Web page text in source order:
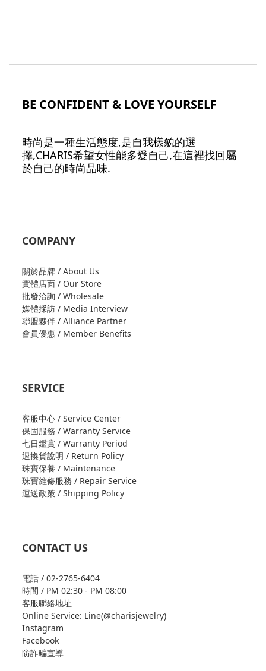
BE CONFIDENT & LOVE YOURSELF
時尚是一種生活態度,是自我樣貌的選
擇,CHARIS希望女性能多愛自己,在這裡找回屬
於自己的時尚品味.
COMPANY
關於品牌 / About Us
實體店面 / Our Store
批發洽詢 / Wholesale
媒體採訪 / Media Interview
聯盟夥伴 / Alliance Partner
會員優惠 / Member Benefits
SERVICE
客服中心 / Service Center
保固服務 / Warranty Service
七日鑑賞 / Warranty Period
退換貨說明 / Return Policy
珠寶保養 / Maintenance
珠寶維修服務 / Repair Service
運送政策 / Shipping Policy
CONTACT US
電話 / 02-2765-6404
時間 / PM 02:30 - PM 08:00
客服聯絡地址
Online Service: Line(@charisjewelry)
Instagram
Facebook
防詐騙宣導